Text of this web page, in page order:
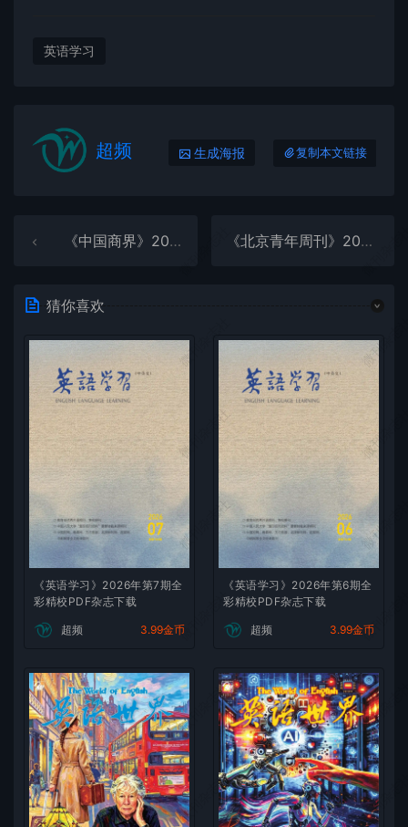
英语学习
超频 生成海报 复制本文链接
《中国商界》2025年第11期全彩精校PDF杂志下载 《北京青年周刊》2025年第24期全彩精校PDF杂志下载
猜你喜欢
《英语学习》2026年第7期全
彩精校PDF杂志下载
超频 3.99金币
《英语学习》2026年第6期全
彩精校PDF杂志下载
超频 3.99金币
微刊杂志社 微刊杂
微刊杂志社
微刊杂
微刊杂志社
微刊杂
微刊杂志社
微刊杂
微刊杂志社
微刊杂
微刊杂志社
微刊杂
微刊杂志社
微刊杂